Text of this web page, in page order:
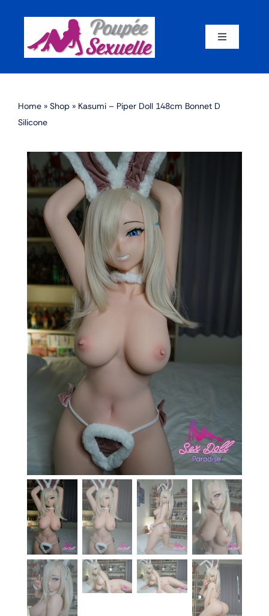
content
Toggle
Par corps
Par matériaux
Par taille
Sex dolls en promotion
En stock
Aide
Livraison
À propos
Blog
Home » Shop » Kasumi – Piper Doll 148cm Bonnet D
Silicone